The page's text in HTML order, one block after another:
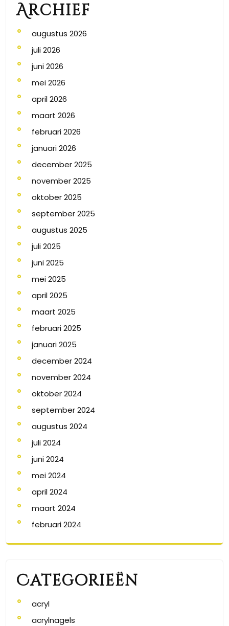
Archief
augustus 2026
juli 2026
juni 2026
mei 2026
april 2026
maart 2026
februari 2026
januari 2026
december 2025
november 2025
oktober 2025
september 2025
augustus 2025
juli 2025
juni 2025
mei 2025
april 2025
maart 2025
februari 2025
januari 2025
december 2024
november 2024
oktober 2024
september 2024
augustus 2024
juli 2024
juni 2024
mei 2024
april 2024
maart 2024
februari 2024
Categorieën
acryl
acrylnagels